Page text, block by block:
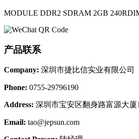
MODULE DDR2 SDRAM 2GB
产品联系
Company: 深圳市捷比信实业有限公司
Phone: 0755-29796190
Address: 深圳市宝安区翻身路富源大厦
Email: tao@jepsun.com